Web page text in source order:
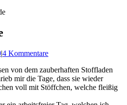
|4 Kommentare
von dem zauberhaften Stoffladen
mir die Tage, dass sie wieder
voll mit Stöffchen, welche fleißig